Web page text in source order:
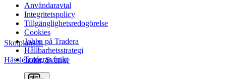
Skolplansch
Hässleholm,Sverige
Användaravtal
Integritetspolicy
Tillgänglighetsredogörelse
Cookies
Jobba på Tradera
Hållbarhetsstrategi
Traderas frakt